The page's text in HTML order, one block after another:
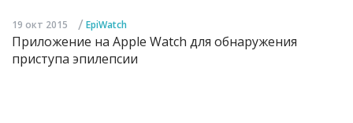
19 окт 2015 / EpiWatch
Приложение на Apple Watch для обнаружения
приступа эпилепсии